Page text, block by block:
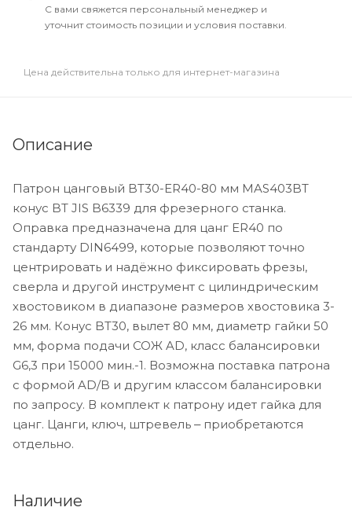
С вами свяжется персональный менеджер и
уточнит стоимость позиции и условия поставки.
Цена действительна только для интернет-магазина
Описание
Патрон цанговый BT30-ER40-80 мм MAS403BT
конус BT JIS B6339 для фрезерного станка.
Оправка предназначена для цанг ER40 по
стандарту DIN6499, которые позволяют точно
центрировать и надёжно фиксировать фрезы,
сверла и другой инструмент с цилиндрическим
хвостовиком в диапазоне размеров хвостовика 3-
26 мм. Конус BT30, вылет 80 мм, диаметр гайки 50
мм, форма подачи СОЖ AD, класс балансировки
G6,3 при 15000 мин.-1. Возможна поставка патрона
с формой AD/B и другим классом балансировки
по запросу. В комплект к патрону идет гайка для
цанг. Цанги, ключ, штревель ‒ приобретаются
отдельно.
Наличие